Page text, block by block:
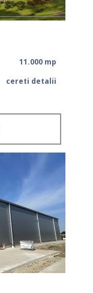
11.000 mp
cereti detalii